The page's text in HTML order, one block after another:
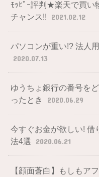
ﾓｯﾋﾟｰ評判★楽天で買い
チャンス!!
2021.02.12
パソコンが重い!? 法人
2020.07.13
ゆうちょ銀行の番号を
ったとき
2020.06.29
今すぐお金が欲しい! 借
法4選
2020.06.21
【顔面蒼白】もしもア